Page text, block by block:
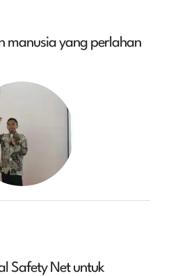
manusia yang perlahan
Safety Net untuk